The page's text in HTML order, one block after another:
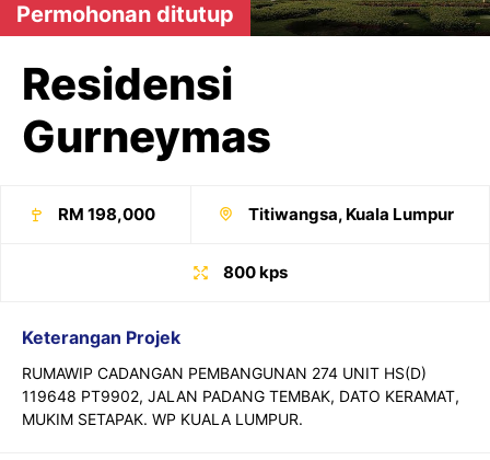
Permohonan ditutup
Residensi
Gurneymas
RM 198,000 Titiwangsa, Kuala Lumpur
800 kps
Keterangan Projek
RUMAWIP CADANGAN PEMBANGUNAN 274 UNIT HS(D)
119648 PT9902, JALAN PADANG TEMBAK, DATO KERAMAT,
MUKIM SETAPAK. WP KUALA LUMPUR.